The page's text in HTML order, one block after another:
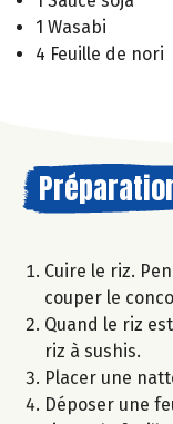
1 Wasabi
4 Feuille de nori
Cuire le riz.
couper le
Quand le riz
riz à sushis.
Placer une
Déposer une